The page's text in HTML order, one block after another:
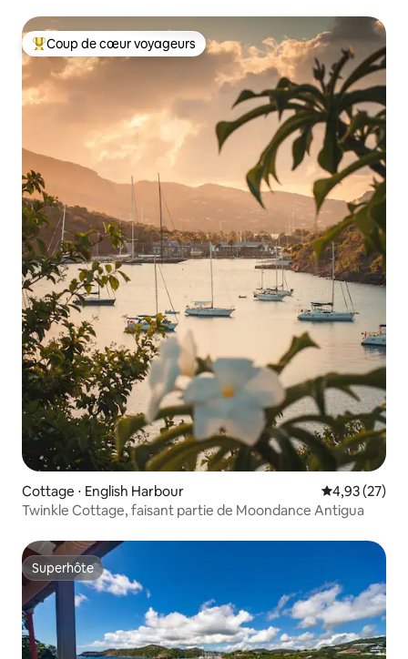
Coups de cœur voyageurs les plus appréciés
Coup de cœur voyageurs
Cottage ⋅ English Harbour Évaluation
4,93 (27)
Twinkle Cottage, faisant partie de Moondance Antigua
Superhôte
Superhôte